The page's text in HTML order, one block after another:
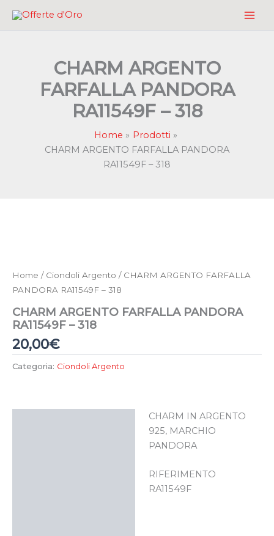
CHARM ARGENTO
FARFALLA PANDORA
RA11549F – 318
Home
Prodotti
CHARM ARGENTO FARFALLA PANDORA
RA11549F – 318
Home / Ciondoli Argento / CHARM ARGENTO FARFALLA
PANDORA RA11549F – 318
CHARM ARGENTO FARFALLA PANDORA
RA11549F – 318
20,00€
Categoria: Ciondoli Argento
CHARM IN ARGENTO
925, MARCHIO
PANDORA
RIFERIMENTO
RA11549F